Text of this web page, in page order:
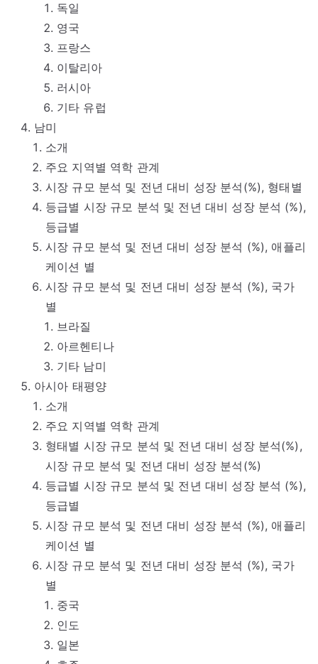
독일
영국
프랑스
이탈리아
러시아
기타 유럽
남미
소개
주요 지역별 역학 관계
시장 규모 분석 및 전년 대비 성장 분석(%), 형태별
등급별 시장 규모 분석 및 전년 대비 성장 분석 (%),
등급별
시장 규모 분석 및 전년 대비 성장 분석 (%), 애플리
케이션 별
시장 규모 분석 및 전년 대비 성장 분석 (%), 국가
별
브라질
아르헨티나
기타 남미
아시아 태평양
소개
주요 지역별 역학 관계
형태별 시장 규모 분석 및 전년 대비 성장 분석(%),
시장 규모 분석 및 전년 대비 성장 분석(%)
등급별 시장 규모 분석 및 전년 대비 성장 분석 (%),
등급별
시장 규모 분석 및 전년 대비 성장 분석 (%), 애플리
케이션 별
시장 규모 분석 및 전년 대비 성장 분석 (%), 국가
별
중국
인도
일본